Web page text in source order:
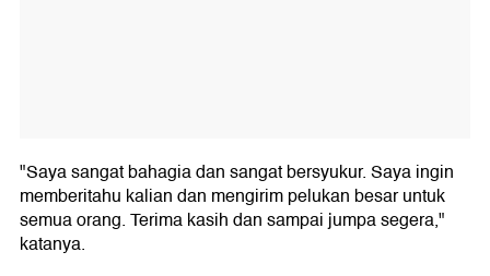
"Saya sangat bahagia dan sangat bersyukur. Saya ingin
memberitahu kalian dan mengirim pelukan besar untuk
semua orang. Terima kasih dan sampai jumpa segera,"
katanya.